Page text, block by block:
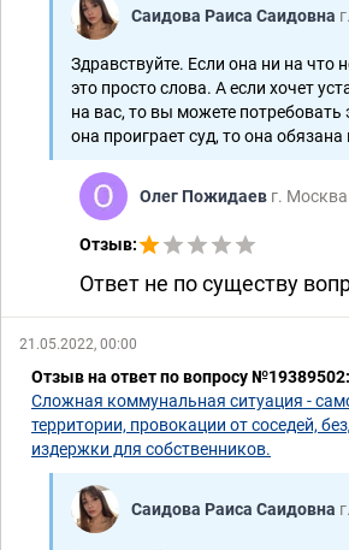
Саидова Раиса Саидовна
Здравствуйте. Если она ни на что
это просто слова. А если хочет
на вас, то вы можете потребовать
она проиграет суд, то она
Олег Пожидаев г. Москва
Отзыв:
Ответ не по существу
21.05.2022, 00:00
Отзыв на ответ по вопросу №19389502:
Сложная коммунальная ситуация -
территории, провокации от соседей,
издержки для собственников.
Саидова Раиса Саидовна